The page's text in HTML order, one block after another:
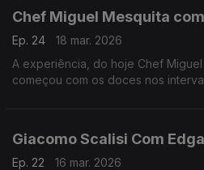
Chef Miguel Mesquita
Ep. 24
18 mar. 2026
A experiência, do hoje Chef Miguel
começou com os doces nos
Giacomo Scalisi Com
Ep. 22
16 mar. 2026